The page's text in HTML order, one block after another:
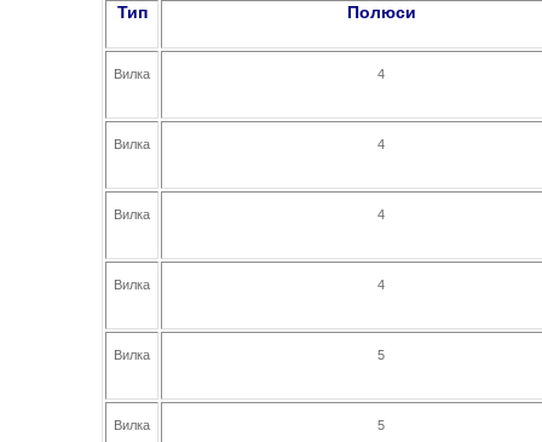
Тип Полюси
Вилка 4
Вилка 4
Вилка 4
Вилка 4
Вилка 5
Вилка 5